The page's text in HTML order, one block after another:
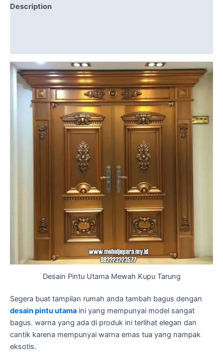
Description
Desain Pintu Utama Mewah Kupu Tarung
Segera buat tampilan rumah anda tambah bagus dengan
desain pintu utama ini yang mempunyai model sangat
bagus. warna yang ada di produk ini terlihat elegan dan
cantik karena mempunyai warna emas tua yang nampak
eksotis.